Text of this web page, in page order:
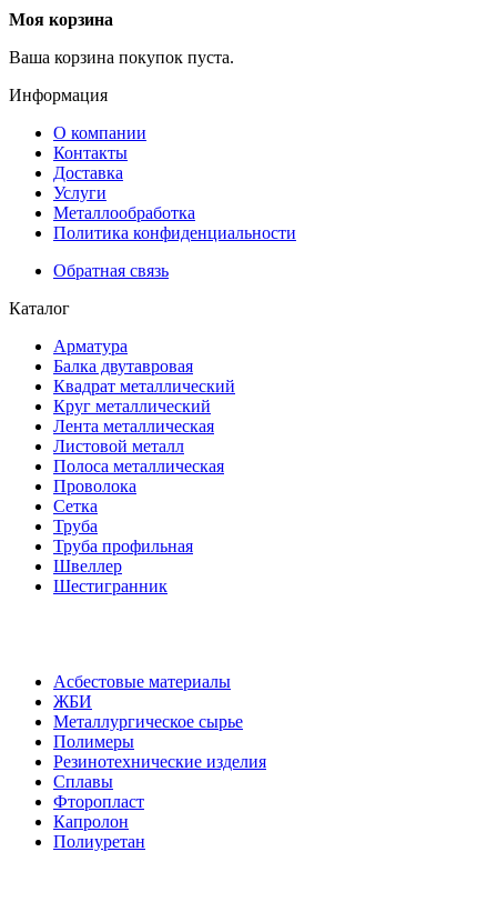
Моя корзина
Ваша корзина покупок пуста.
Информация
О компании
Контакты
Доставка
Услуги
Металлообработка
Политика конфиденциальности
Обратная связь
Каталог
Арматура
Балка двутавровая
Квадрат металлический
Круг металлический
Лента металлическая
Листовой металл
Полоса металлическая
Проволока
Сетка
Труба
Труба профильная
Швеллер
Шестигранник
Асбестовые материалы
ЖБИ
Металлургическое сырье
Полимеры
Резинотехнические изделия
Сплавы
Фторопласт
Капролон
Полиуретан